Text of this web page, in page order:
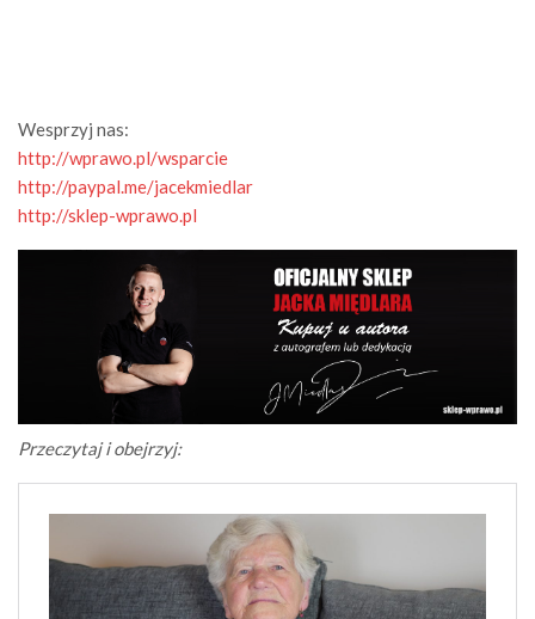
Wesprzyj nas:
http://wprawo.pl/wsparcie
http://paypal.me/jacekmiedlar
http://sklep-wprawo.pl
Przeczytaj i obejrzyj: